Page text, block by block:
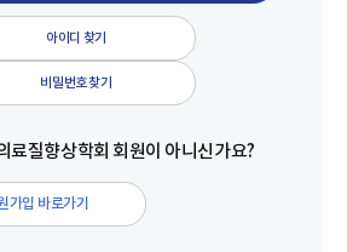
아이디 찾기
비밀번호 찾기
료질향상학회 회원이 아니신가요?
가입 바로가기